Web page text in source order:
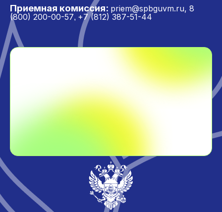
Приемная комиссия: priem@spbguvm.ru, 8
(800) 200-00-57, +7 (812) 387-51-44